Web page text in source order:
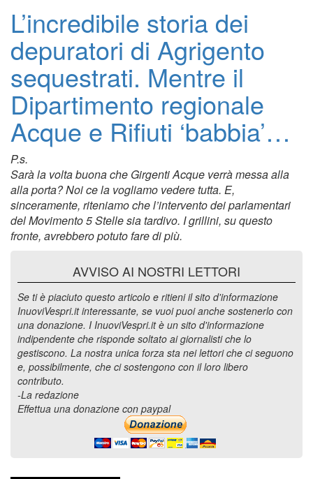
L’incredibile storia dei
depuratori di Agrigento
sequestrati. Mentre il
Dipartimento regionale
Acque e Rifiuti ‘babbia’…
P.s.
Sarà la volta buona che Girgenti Acque verrà messa alla
alla porta? Noi ce la vogliamo vedere tutta. E,
sinceramente, riteniamo che l’intervento dei parlamentari
del Movimento 5 Stelle sia tardivo. I grillini, su questo
fronte, avrebbero potuto fare di più.
AVVISO AI NOSTRI LETTORI
Se ti è piaciuto questo articolo e ritieni il sito d'informazione
InuoviVespri.it interessante, se vuoi puoi anche sostenerlo con
una donazione. I InuoviVespri.it è un sito d'informazione
indipendente che risponde soltato ai giornalisti che lo
gestiscono. La nostra unica forza sta nei lettori che ci seguono
e, possibilmente, che ci sostengono con il loro libero
contributo.
-La redazione
Effettua una donazione con paypal